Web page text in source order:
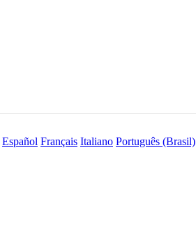
Español Français Italiano Português (Brasil)